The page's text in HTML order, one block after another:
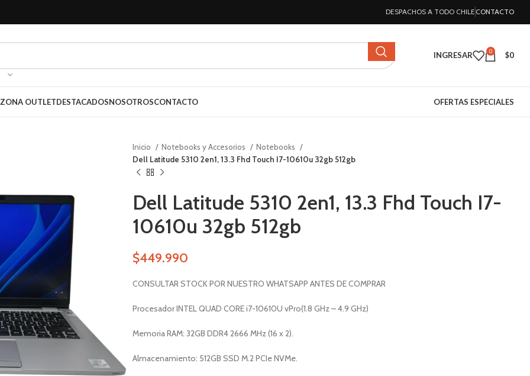
DESPACHOS A TODO CHILE CONTACTO
INGRESAR 0 $0
ZONA OUTLETDESTACADOSNOSOTROSCONTACTO OFERTAS ESPECIALES
Inicio Notebooks y Accesorios
Notebooks
Dell Latitude 5310 2en1, 13.3 Fhd Touch I7-10610u 32gb 512gb
Dell Latitude 5310 2en1, 13.3 Fhd Touch I7-
10610u 32gb 512gb
$449.990
CONSULTAR STOCK POR NUESTRO WHATSAPP ANTES DE COMPRAR
Procesador INTEL QUAD CORE i7-10610U vPro(1.8 GHz – 4.9 GHz)
Memoria RAM: 32GB DDR4 2666 MHz (16 x 2).
Almacenamiento: 512GB SSD M.2 PCIe NVMe.